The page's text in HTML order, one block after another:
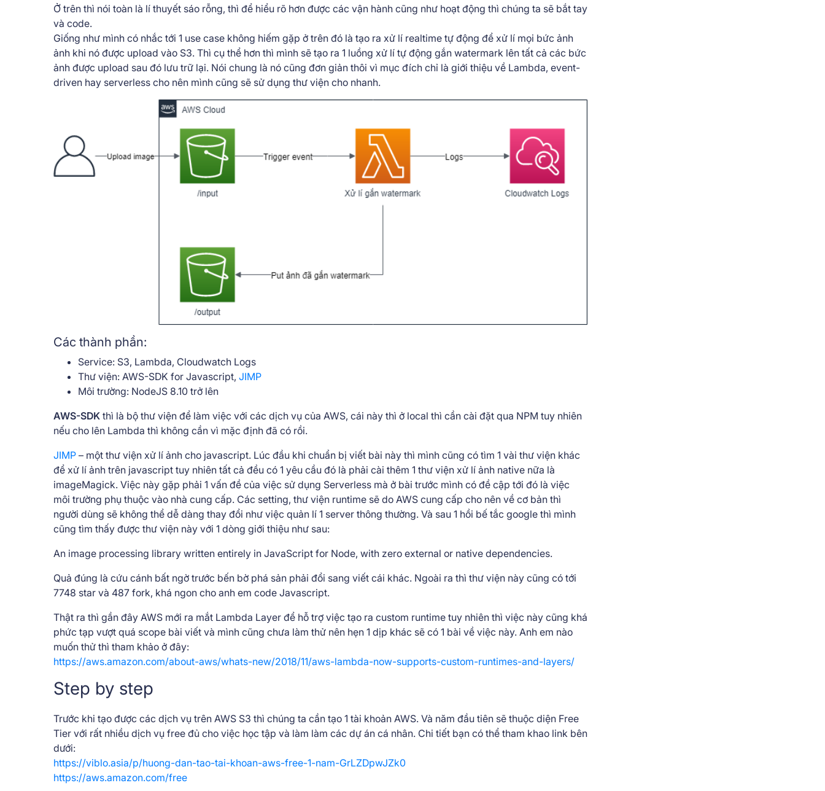
Ở trên thì nói toàn là lí thuyết sáo rỗng, thì để hiểu rõ hơn được các vận hành cũng như hoạt động thì chúng ta sẽ bắt tay
và code.
Giống như mình có nhắc tới 1 use case không hiếm gặp ở trên đó là tạo ra xử lí realtime tự động để xử lí mọi bức ảnh
ảnh khi nó được upload vào S3. Thì cụ thể hơn thì mình sẽ tạo ra 1 luồng xử lí tự động gắn watermark lên tất cả các bức
ảnh được upload sau đó lưu trữ lại. Nói chung là nó cũng đơn giản thôi vì mục đích chỉ là giới thiệu về Lambda, event-
driven hay serverless cho nên mình cũng sẽ sử dụng thư viện cho nhanh.
Các thành phần:
Service: S3, Lambda, Cloudwatch Logs
Thư viện: AWS-SDK for Javascript, JIMP
Môi trường: NodeJS 8.10 trở lên
AWS-SDK thì là bộ thư viện để làm việc với các dịch vụ của AWS, cái này thì ở local thì cần cài đặt qua NPM tuy nhiên
nếu cho lên Lambda thì không cần vì mặc định đã có rồi.
JIMP – một thư viện xử lí ảnh cho javascript. Lúc đầu khi chuẩn bị viết bài này thì mình cũng có tìm 1 vài thư viện khác
để xử lí ảnh trên javascript tuy nhiên tất cả đều có 1 yêu cầu đó là phải cài thêm 1 thư viện xử lí ảnh native nữa là
imageMagick. Việc này gặp phải 1 vấn đề của việc sử dụng Serverless mà ở bài trước mình có đề cập tới đó là việc
môi trường phụ thuộc vào nhà cung cấp. Các setting, thư viện runtime sẽ do AWS cung cấp cho nên về cơ bản thì
người dùng sẽ không thể dễ dàng thay đổi như việc quản lí 1 server thông thường. Và sau 1 hồi bế tắc google thì mình
cũng tìm thấy được thư viện này với 1 dòng giới thiệu như sau:
An image processing library written entirely in JavaScript for Node, with zero external or native dependencies.
Quả đúng là cứu cánh bất ngờ trước bến bờ phá sản phải đổi sang viết cái khác. Ngoài ra thì thư viện này cũng có tới
7748 star và 487 fork, khá ngon cho anh em code Javascript.
Thật ra thì gần đây AWS mới ra mắt Lambda Layer để hỗ trợ việc tạo ra custom runtime tuy nhiên thì việc này cũng khá
phức tạp vượt quá scope bài viết và mình cũng chưa làm thử nên hẹn 1 dịp khác sẽ có 1 bài về việc này. Anh em nào
muốn thử thì tham khảo ở đây:
https://aws.amazon.com/about-aws/whats-new/2018/11/aws-lambda-now-supports-custom-runtimes-and-layers/
Step by step
Trước khi tạo được các dịch vụ trên AWS S3 thì chúng ta cần tạo 1 tài khoản AWS. Và năm đầu tiên sẽ thuộc diện Free
Tier với rất nhiều dịch vụ free đủ cho việc học tập và làm làm các dự án cá nhân. Chi tiết bạn có thể tham khao link bên
dưới:
https://viblo.asia/p/huong-dan-tao-tai-khoan-aws-free-1-nam-GrLZDpwJZk0
https://aws.amazon.com/free